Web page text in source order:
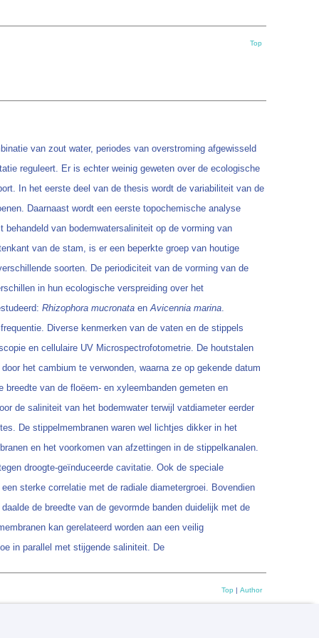
Top
van zout water, periodes van overstroming afgewisseld
reguleert. Er is echter weinig geweten over de ecologische
In het eerste deel van de thesis wordt de variabiliteit van de
Daarnaast wordt een eerste topochemische analyse
van bodemwatersaliniteit op de vorming van
van de stam, is er een beperkte groep van houtige
soorten. De periodiciteit van de vorming van de
in hun ecologische verspreiding over het
Rhizophora mucronata enAvicennia marina.
Diverse kenmerken van de vaten en de stippels
en cellulaire UV Microspectrofotometrie. De houtstalen
het cambium te verwonden, waarna ze op gekende datum
van de floëem- en xyleembanden gemeten en
de saliniteit van het bodemwater terwijl vatdiameter eerder
De stippelmembranen waren wel lichtjes dikker in het
en het voorkomen van afzettingen in de stippelkanalen.
droogte-geïnduceerde cavitatie. Ook de speciale
sterke correlatie met de radiale diametergroei. Bovendien
de breedte van de gevormde banden duidelijk met de
kan gerelateerd worden aan een veilig
in parallel met stijgende saliniteit. De
Top | Author